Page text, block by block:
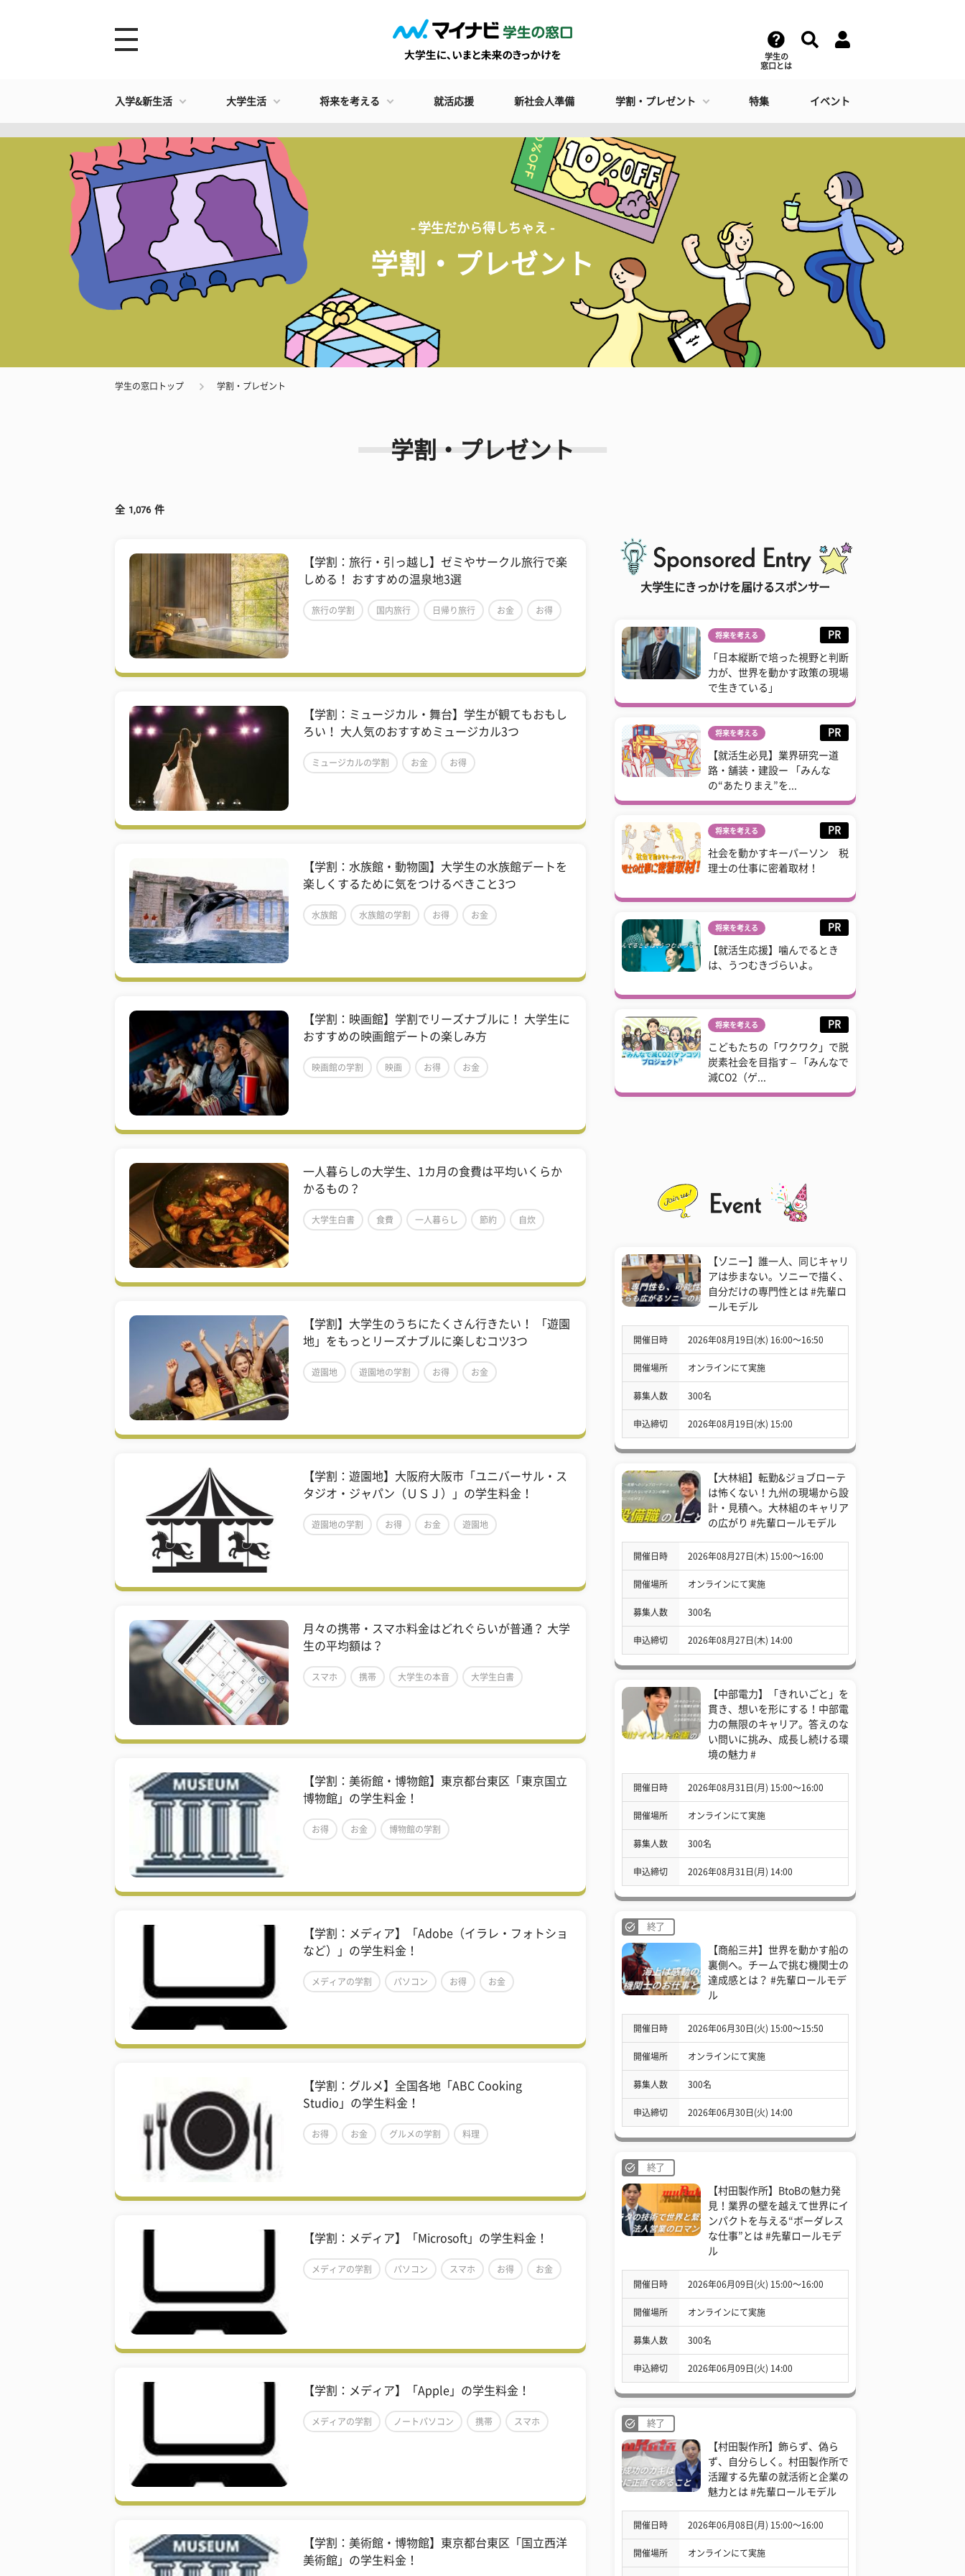
学生の
窓口とは
入学&新生活 大学生活 将来を考える 就活応援 新社会人準備 学割・プレゼント 特集 イベント
- 学生だから得しちゃえ -
学割・プレゼント
学生の窓口トップ 学割・プレゼント
学割・プレゼント
全 1,076 件
【学割：旅行・引っ越し】ゼミやサークル旅行で楽
しめる！ おすすめの温泉地3選
旅行の学割 国内旅行 日帰り旅行 お金 お得
【学割：ミュージカル・舞台】学生が観てもおもし
ろい！ 大人気のおすすめミュージカル3つ
ミュージカルの学割 お金 お得
【学割：水族館・動物園】大学生の水族館デートを
楽しくするために気をつけるべきこと3つ
水族館 水族館の学割 お得 お金
【学割：映画館】学割でリーズナブルに！ 大学生に
おすすめの映画館デートの楽しみ方
映画館の学割 映画 お得 お金
一人暮らしの大学生、1カ月の食費は平均いくらか
かるもの？
大学生白書 食費 一人暮らし 節約 自炊
【学割】大学生のうちにたくさん行きたい！ 「遊園
地」をもっとリーズナブルに楽しむコツ3つ
遊園地 遊園地の学割 お得 お金
【学割：遊園地】大阪府大阪市「ユニバーサル・ス
タジオ・ジャパン（ＵＳＪ）」の学生料金！
遊園地の学割 お得 お金 遊園地
月々の携帯・スマホ料金はどれぐらいが普通？ 大学
生の平均額は？
スマホ 携帯 大学生の本音 大学生白書
【学割：美術館・博物館】東京都台東区「東京国立
博物館」の学生料金！
お得 お金 博物館の学割
【学割：メディア】「Adobe（イラレ・フォトショ
など）」の学生料金！
メディアの学割 パソコン お得 お金
【学割：グルメ】全国各地「ABC Cooking
Studio」の学生料金！
お得 お金 グルメの学割 料理
【学割：メディア】「Microsoft」の学生料金！
メディアの学割 パソコン スマホ お得 お金
【学割：メディア】「Apple」の学生料金！
メディアの学割 ノートパソコン 携帯 スマホ
【学割：美術館・博物館】東京都台東区「国立西洋
美術館」の学生料金！
大学生にきっかけを届けるスポンサー
将来を考える PR
「日本縦断で培った視野と判断
力が、世界を動かす政策の現場
で生きている」
将来を考える PR
【就活生必見】業界研究ー道
路・舗装・建設ー 「みんな
の“あたりまえ”を...
将来を考える PR
社会を動かすキーパーソン 税
理士の仕事に密着取材！
将来を考える PR
【就活生応援】噛んでるとき
は、うつむきづらいよ。
将来を考える PR
こどもたちの「ワクワク」で脱
炭素社会を目指す – 「みんなで
減CO2（ゲ...
【ソニー】誰一人、同じキャリ
アは歩まない。ソニーで描く、
自分だけの専門性とは #先輩ロ
ールモデル
開催日時 2026年08月19日(水) 16:00〜16:50
開催場所 オンラインにて実施
募集人数 300名
申込締切 2026年08月19日(水) 15:00
【大林組】転勤&ジョブローテ
は怖くない！九州の現場から設
計・見積へ。大林組のキャリア
の広がり #先輩ロールモデル
開催日時 2026年08月27日(木) 15:00〜16:00
開催場所 オンラインにて実施
募集人数 300名
申込締切 2026年08月27日(木) 14:00
【中部電力】「きれいごと」を
貫き、想いを形にする！中部電
力の無限のキャリア。答えのな
い問いに挑み、成長し続ける環
境の魅力 #
開催日時 2026年08月31日(月) 15:00〜16:00
開催場所 オンラインにて実施
募集人数 300名
申込締切 2026年08月31日(月) 14:00
終了
【商船三井】世界を動かす船の
裏側へ。チームで挑む機関士の
達成感とは？ #先輩ロールモデ
ル
開催日時 2026年06月30日(火) 15:00〜15:50
開催場所 オンラインにて実施
募集人数 300名
申込締切 2026年06月30日(火) 14:00
終了
【村田製作所】BtoBの魅力発
見！業界の壁を越えて世界にイ
ンパクトを与える“ボーダレス
な仕事”とは #先輩ロールモデ
ル
開催日時 2026年06月09日(火) 15:00〜16:00
開催場所 オンラインにて実施
募集人数 300名
申込締切 2026年06月09日(火) 14:00
終了
【村田製作所】飾らず、偽ら
ず、自分らしく。村田製作所で
活躍する先輩の就活術と企業の
魅力とは #先輩ロールモデル
開催日時 2026年06月08日(月) 15:00〜16:00
開催場所 オンラインにて実施